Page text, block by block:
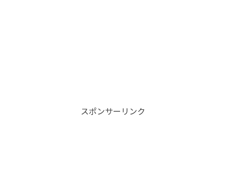
スポンサーリンク